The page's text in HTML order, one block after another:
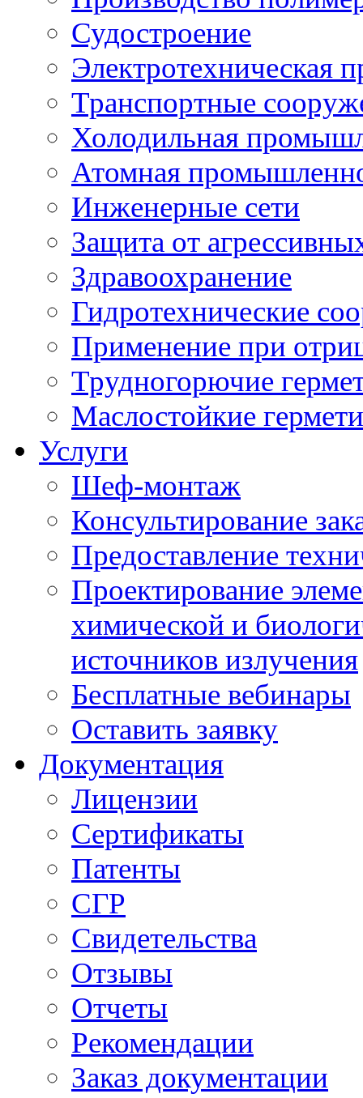
Судостроение
Электротехническая
Транспортные
Холодильная
Атомная
Инженерные сети
Защита от
Здравоохранение
Гидротехнические
Применение при
Трудногорючие
Маслостойкие
Услуги
Шеф-монтаж
Консультирование
Предоставление
Проектирование
химической и
источников излучения
Бесплатные вебинары
Оставить заявку
Документация
Лицензии
Сертификаты
Патенты
СГР
Свидетельства
Отзывы
Отчеты
Рекомендации
Заказ документации